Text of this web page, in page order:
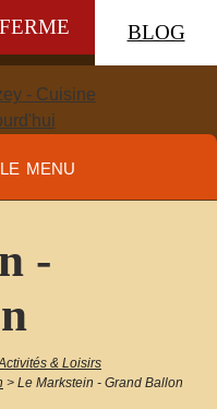
FERME BLOG
menu
-
& Loisirs
> Le Markstein - Grand Ballon